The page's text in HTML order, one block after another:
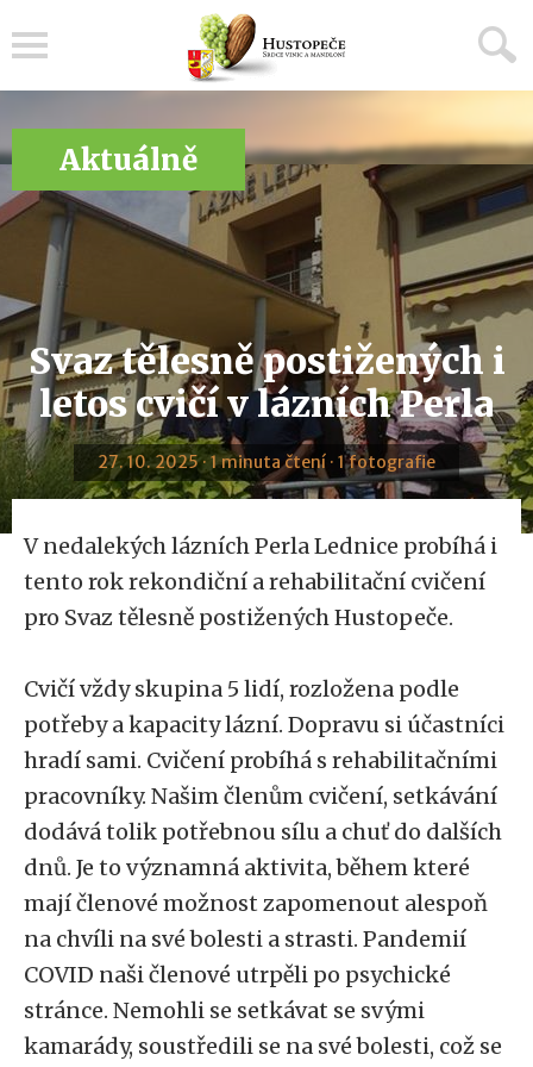
Aktuálně
Svaz tělesně postižených i
letos cvičí v lázních Perla
27. 10. 2025 · 1 minuta čtení · 1 fotografie
V nedalekých lázních Perla Lednice probíhá i
tento rok rekondiční a rehabilitační cvičení
pro Svaz tělesně postižených Hustopeče.
Cvičí vždy skupina 5 lidí, rozložena podle
potřeby a kapacity lázní. Dopravu si účastníci
hradí sami. Cvičení probíhá s rehabilitačními
pracovníky. Našim členům cvičení, setkávání
dodává tolik potřebnou sílu a chuť do dalších
dnů. Je to významná aktivita, během které
mají členové možnost zapomenout alespoň
na chvíli na své bolesti a strasti. Pandemií
COVID naši členové utrpěli po psychické
stránce. Nemohli se setkávat se svými
kamarády, soustředili se na své bolesti, což se